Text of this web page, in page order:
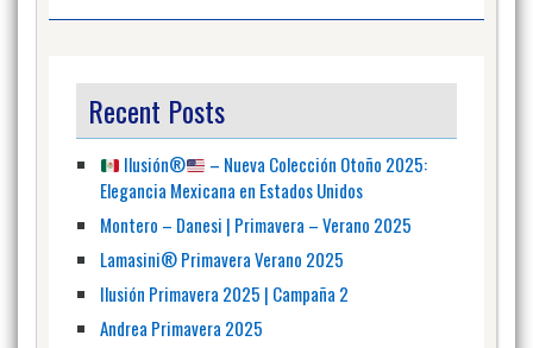
Recent Posts
Ilusión®️
– Nueva Colección Otoño 2025:
Elegancia Mexicana en Estados Unidos
Montero – Danesi | Primavera – Verano 2025
Lamasini® Primavera Verano 2025
Ilusión Primavera 2025 | Campaña 2
Andrea Primavera 2025